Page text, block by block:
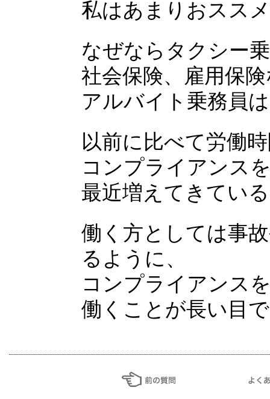
私はあまりおスス
なぜならタクシー
社会保険、雇用保
アルバイト乗務員
以前に比べて労働
コンプライアンス
最近増えてきてい
働く方としては事
るように、
コンプライアンス
働くことが長い目